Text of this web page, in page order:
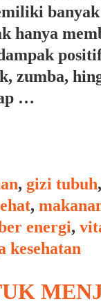
hanya
zumba,
…
, gizi tubuh,
,
energi,